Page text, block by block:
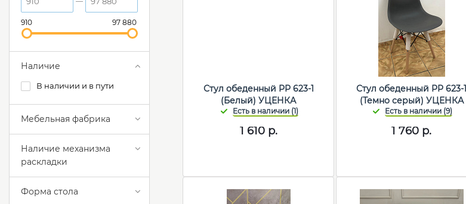
Стул обеденный PP 623-1
(Белый) УЦЕНКА
1 610р.
Стул обеденный PP 623-1
(Темно серый) УЦЕНКА
1 760 р.
910 97 880
Наличие
В наличии и в пути
Мебельная фабрика
Наличие механизма
раскладки
Форма стола